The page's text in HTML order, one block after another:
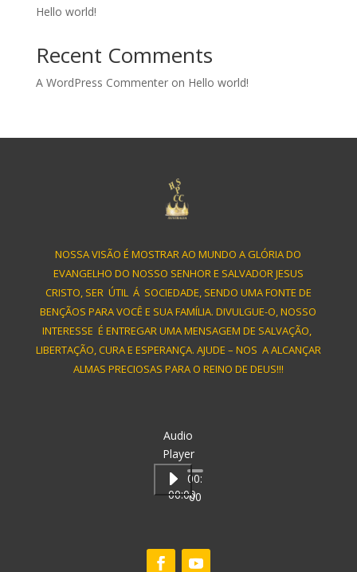
Hello world!
Recent Comments
A WordPress Commenteron Hello world!
NOSSA VISÃO É MOSTRAR AO MUNDO A GLÓRIA DO
EVANGELHO DO NOSSO SENHOR E SALVADOR JESUS
CRISTO, SER ÚTIL Á SOCIEDADE, SENDO UMA FONTE DE
BENÇÃOS PARA VOCÊ E SUA FAMÍLIA. DIVULGUE-O, NOSSO
INTERESSE É ENTREGAR UMA MENSAGEM DE SALVAÇÃO,
LIBERTAÇÃO, CURA E ESPERANÇA. AJUDE – NOS A ALCANÇAR
ALMAS PRECIOSAS PARA O REINO DE DEUS!!!
Audio
Player
00:
00
00:00